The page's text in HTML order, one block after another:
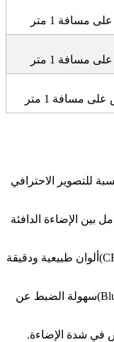
للتصوير الاحترافي
بين الإضاءة الدافئة
ألوان طبيعية ودقيقة
سهولة الضبط عن
شدة الإضاءة.